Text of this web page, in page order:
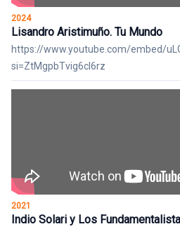
2024
Lisandro Aristimuño. Tu Mundo
https://www.youtube.com/embed/
si=ZtMgpbTvig6cl6rz
2021
Indio Solari y Los